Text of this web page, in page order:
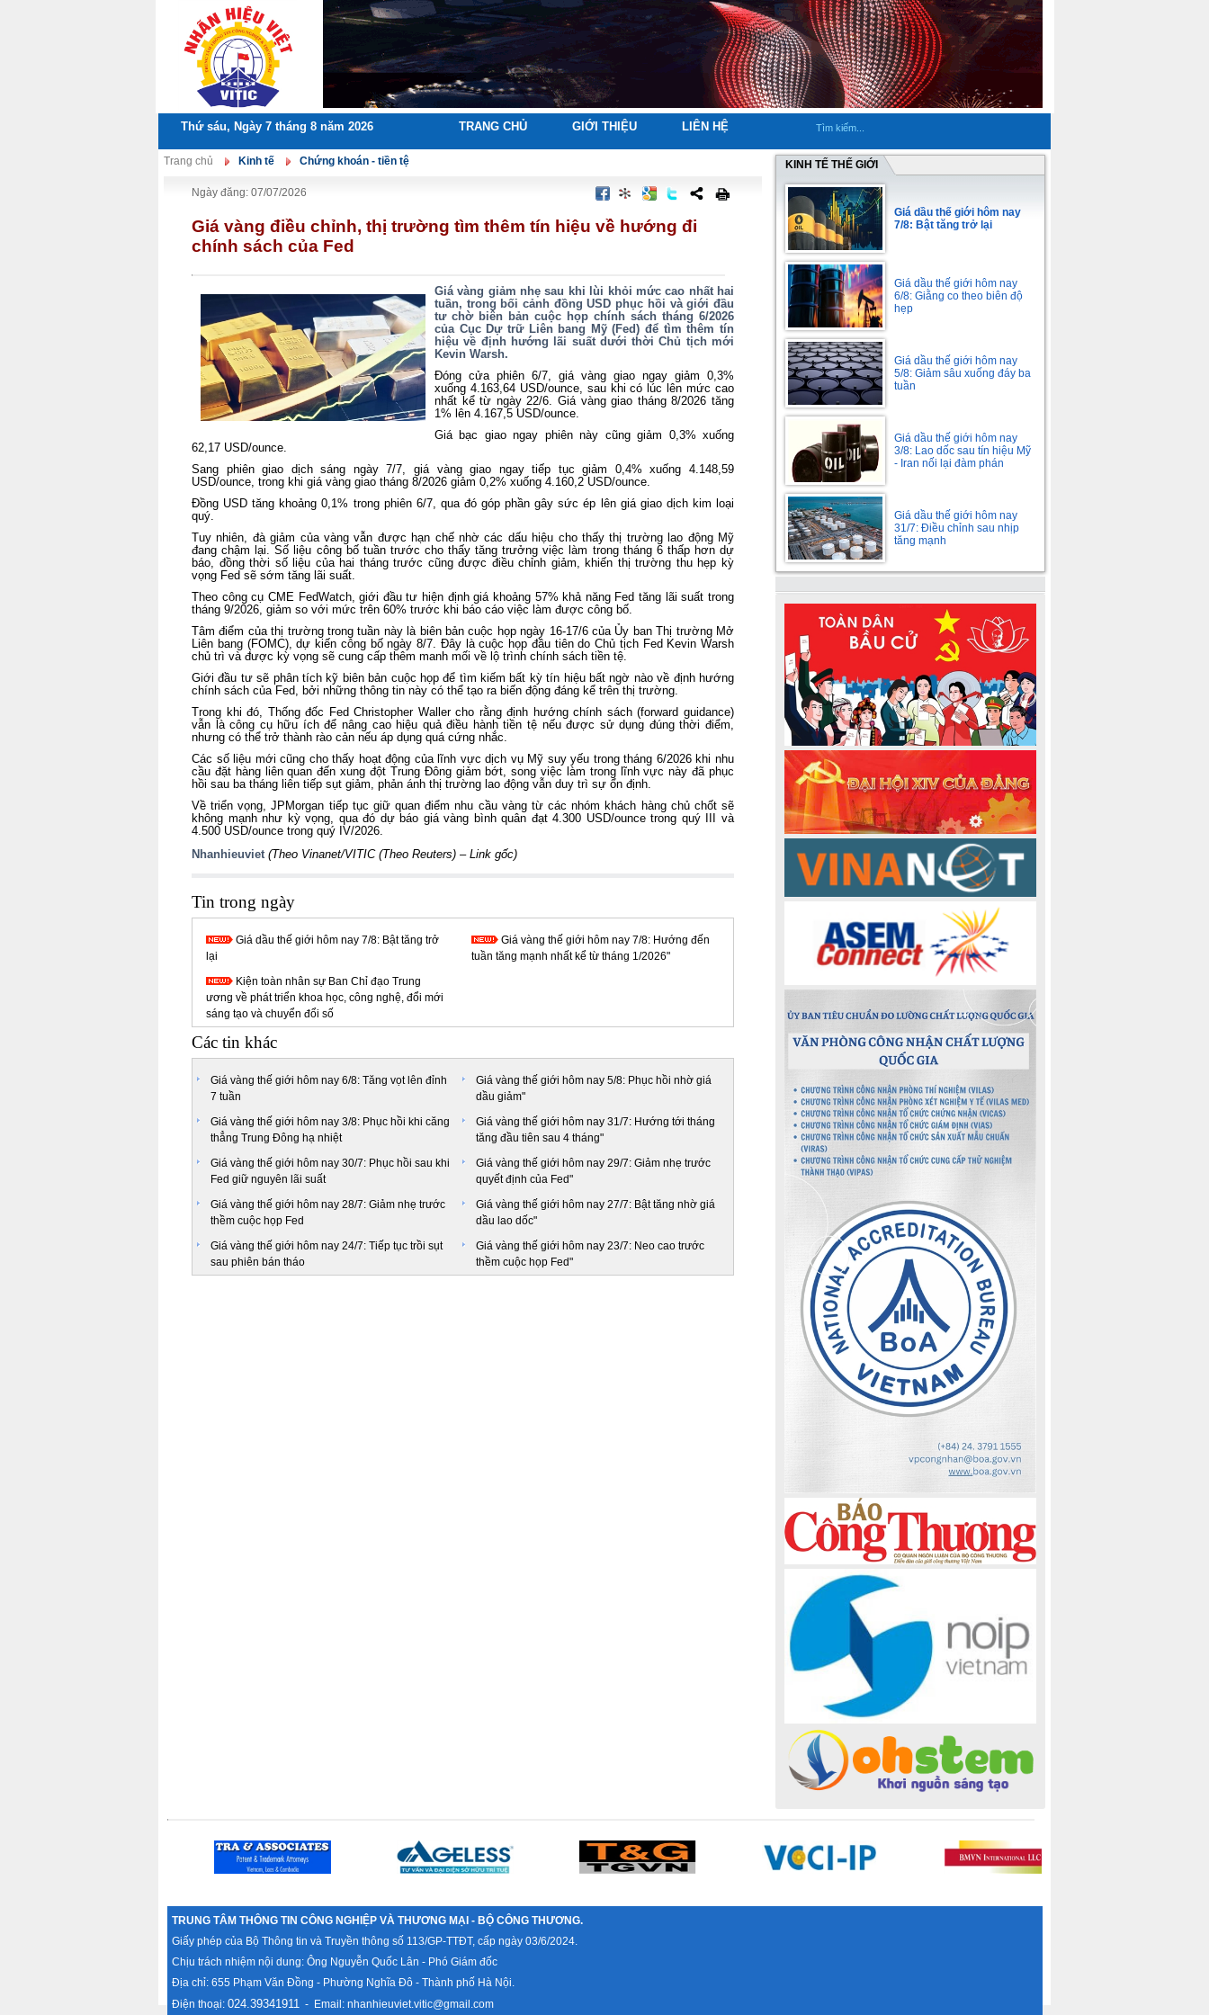
Thứ sáu, Ngày 7 tháng 8 năm 2026 TRANG CHỦ GIỚI THIỆU LIÊN HỆ
Trang chủ Kinh tế Chứng khoán - tiền tệ
Ngày đăng: 07/07/2026
Giá vàng điều chỉnh, thị trường tìm thêm tín hiệu về hướng đi
chính sách của Fed
Giá vàng giảm nhẹ sau khi lùi khỏi mức cao nhất hai
tuần, trong bối cảnh đồng USD phục hồi và giới đầu
tư chờ biên bản cuộc họp chính sách tháng 6/2026
của Cục Dự trữ Liên bang Mỹ (Fed) để tìm thêm tín
hiệu về định hướng lãi suất dưới thời Chủ tịch mới
Kevin Warsh.
Đóng cửa phiên 6/7, giá vàng giao ngay giảm 0,3%
xuống 4.163,64 USD/ounce, sau khi có lúc lên mức cao
nhất kể từ ngày 22/6. Giá vàng giao tháng 8/2026 tăng
1% lên 4.167,5 USD/ounce.
Giá bạc giao ngay phiên này cũng giảm 0,3% xuống
62,17 USD/ounce.
Sang phiên giao dịch sáng ngày 7/7, giá vàng giao ngay tiếp tục giảm 0,4% xuống 4.148,59
USD/ounce, trong khi giá vàng giao tháng 8/2026 giảm 0,2% xuống 4.160,2 USD/ounce.
Đồng USD tăng khoảng 0,1% trong phiên 6/7, qua đó góp phần gây sức ép lên giá giao dịch kim loại
quý.
Tuy nhiên, đà giảm của vàng vẫn được hạn chế nhờ các dấu hiệu cho thấy thị trường lao động Mỹ
đang chậm lại. Số liệu công bố tuần trước cho thấy tăng trưởng việc làm trong tháng 6 thấp hơn dự
báo, đồng thời số liệu của hai tháng trước cũng được điều chỉnh giảm, khiến thị trường thu hẹp kỳ
vọng Fed sẽ sớm tăng lãi suất.
Theo công cụ CME FedWatch, giới đầu tư hiện định giá khoảng 57% khả năng Fed tăng lãi suất trong
tháng 9/2026, giảm so với mức trên 60% trước khi báo cáo việc làm được công bố.
Tâm điểm của thị trường trong tuần này là biên bản cuộc họp ngày 16-17/6 của Ủy ban Thị trường Mở
Liên bang (FOMC), dự kiến công bố ngày 8/7. Đây là cuộc họp đầu tiên do Chủ tịch Fed Kevin Warsh
chủ trì và được kỳ vọng sẽ cung cấp thêm manh mối về lộ trình chính sách tiền tệ.
Giới đầu tư sẽ phân tích kỹ biên bản cuộc họp để tìm kiếm bất kỳ tín hiệu bất ngờ nào về định hướng
chính sách của Fed, bởi những thông tin này có thể tạo ra biến động đáng kể trên thị trường.
Trong khi đó, Thống đốc Fed Christopher Waller cho rằng định hướng chính sách (forward guidance)
vẫn là công cụ hữu ích để nâng cao hiệu quả điều hành tiền tệ nếu được sử dụng đúng thời điểm,
nhưng có thể trở thành rào cản nếu áp dụng quá cứng nhắc.
Các số liệu mới cũng cho thấy hoạt động của lĩnh vực dịch vụ Mỹ suy yếu trong tháng 6/2026 khi nhu
cầu đặt hàng liên quan đến xung đột Trung Đông giảm bớt, song việc làm trong lĩnh vực này đã phục
hồi sau ba tháng liên tiếp sụt giảm, phản ánh thị trường lao động vẫn duy trì sự ổn định.
Về triển vọng, JPMorgan tiếp tục giữ quan điểm nhu cầu vàng từ các nhóm khách hàng chủ chốt sẽ
không mạnh như kỳ vọng, qua đó dự báo giá vàng bình quân đạt 4.300 USD/ounce trong quý III và
4.500 USD/ounce trong quý IV/2026.
Nhanhieuviet(Theo Vinanet/VITIC (Theo Reuters) – Link gốc)
Tin trong ngày
Giá dầu thế giới hôm nay 7/8: Bật tăng trở
lại
Giá vàng thế giới hôm nay 7/8: Hướng đến
tuần tăng mạnh nhất kể từ tháng 1/2026"
Kiện toàn nhân sự Ban Chỉ đạo Trung
ương về phát triển khoa học, công nghệ, đổi mới
sáng tạo và chuyển đổi số
Các tin khác
Giá vàng thế giới hôm nay 6/8: Tăng vọt lên đỉnh
7 tuần
Giá vàng thế giới hôm nay 5/8: Phục hồi nhờ giá
dầu giảm"
Giá vàng thế giới hôm nay 3/8: Phục hồi khi căng
thẳng Trung Đông hạ nhiệt
Giá vàng thế giới hôm nay 31/7: Hướng tới tháng
tăng đầu tiên sau 4 tháng"
Giá vàng thế giới hôm nay 30/7: Phục hồi sau khi
Fed giữ nguyên lãi suất
Giá vàng thế giới hôm nay 29/7: Giảm nhẹ trước
quyết định của Fed"
Giá vàng thế giới hôm nay 28/7: Giảm nhẹ trước
thềm cuộc họp Fed
Giá vàng thế giới hôm nay 27/7: Bật tăng nhờ giá
dầu lao dốc"
Giá vàng thế giới hôm nay 24/7: Tiếp tục trồi sụt
sau phiên bán tháo
Giá vàng thế giới hôm nay 23/7: Neo cao trước
thềm cuộc họp Fed"
KINH TẾ THẾ GIỚI
Giá dầu thế giới hôm nay
7/8: Bật tăng trở lại
Giá dầu thế giới hôm nay
6/8: Giằng co theo biên độ
hẹp
Giá dầu thế giới hôm nay
5/8: Giảm sâu xuống đáy ba
tuần
Giá dầu thế giới hôm nay
3/8: Lao dốc sau tín hiệu Mỹ
- Iran nối lại đàm phán
Giá dầu thế giới hôm nay
31/7: Điều chỉnh sau nhịp
tăng mạnh
TRUNG TÂM THÔNG TIN CÔNG NGHIỆP VÀ THƯƠNG MẠI - BỘ CÔNG THƯƠNG.
Giấy phép của Bộ Thông tin và Truyền thông số 113/GP-TTĐT, cấp ngày 03/6/2024.
Chịu trách nhiệm nội dung: Ông Nguyễn Quốc Lân - Phó Giám đốc
Địa chỉ: 655 Phạm Văn Đồng - Phường Nghĩa Đô - Thành phố Hà Nội.
Điện thoại: 024.39341911 - Email: nhanhieuviet.vitic@gmail.com